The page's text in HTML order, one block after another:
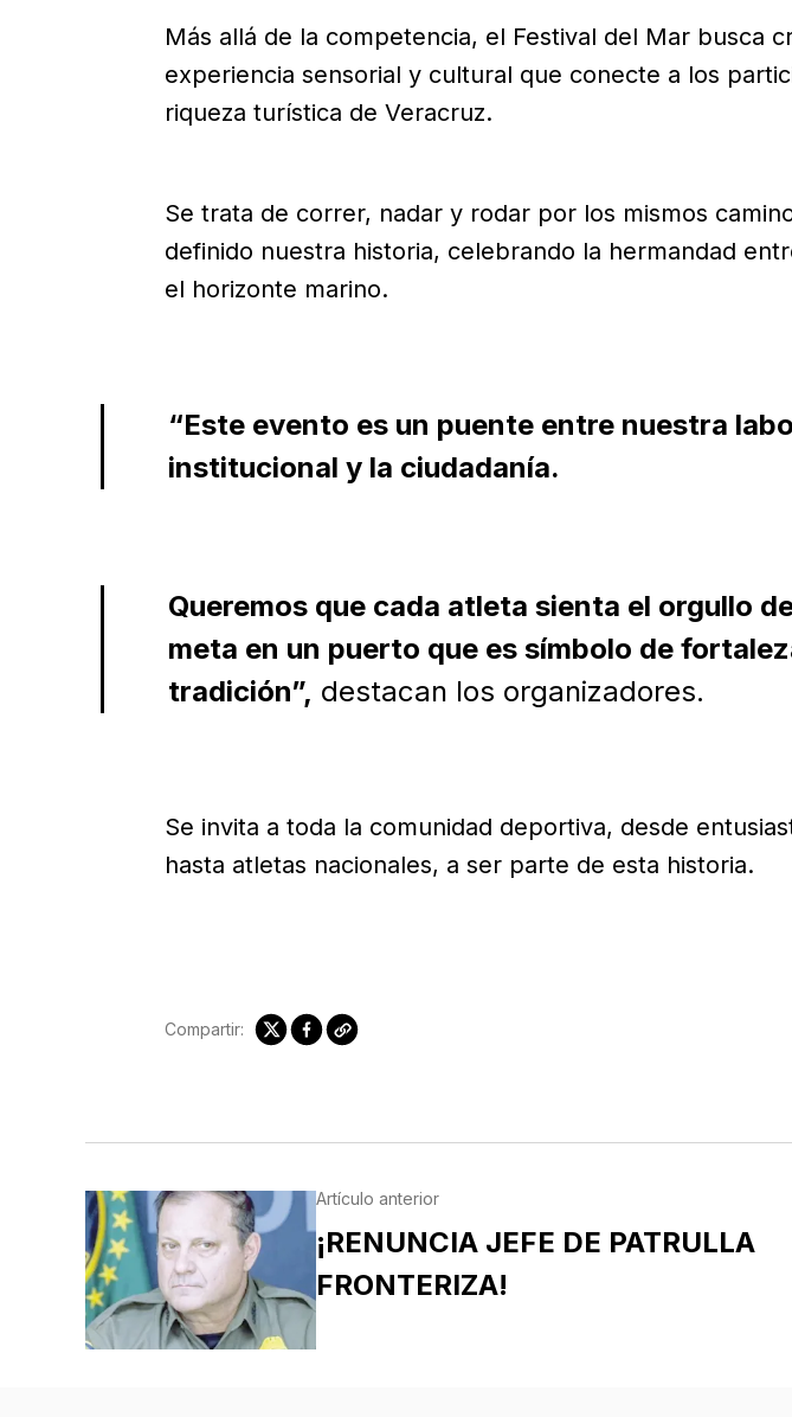
Más allá de la competencia, el Festival del Mar busca
experiencia sensorial y cultural que conecte a los
riqueza turística de Veracruz.
Se trata de correr, nadar y rodar por los mismos
definido nuestra historia, celebrando la hermandad
el horizonte marino.
“Este evento es un puente entre nuestra
institucional y la ciudadanía.
Queremos que cada atleta sienta el orgullo
meta en un puerto que es símbolo de
tradición”, destacan los organizadores.
Se invita a toda la comunidad deportiva, desde
hasta atletas nacionales, a ser parte de esta historia.
Compartir:
Artículo anterior
¡RENUNCIA JEFE DE PATRULLA
FRONTERIZA!